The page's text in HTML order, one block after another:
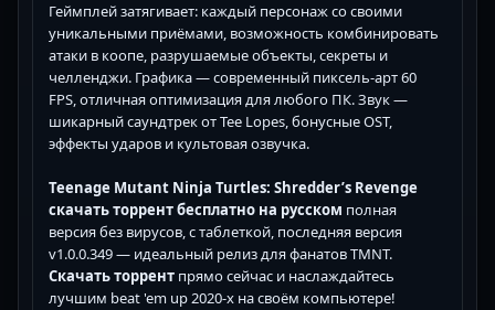
Геймплей затягивает: каждый персонаж со своими
уникальными приёмами, возможность комбинировать
атаки в коопе, разрушаемые объекты, секреты и
челленджи. Графика — современный пиксель-арт 60
FPS, отличная оптимизация для любого ПК. Звук —
шикарный саундтрек от Tee Lopes, бонусные OST,
эффекты ударов и культовая озвучка.
Teenage Mutant Ninja Turtles: Shredder’s Revenge
скачать торрент бесплатно на русском полная
версия без вирусов, с таблеткой, последняя версия
v1.0.0.349 — идеальный релиз для фанатов TMNT.
Скачать торрент прямо сейчас и наслаждайтесь
лучшим beat 'em up 2020-х на своём компьютере!